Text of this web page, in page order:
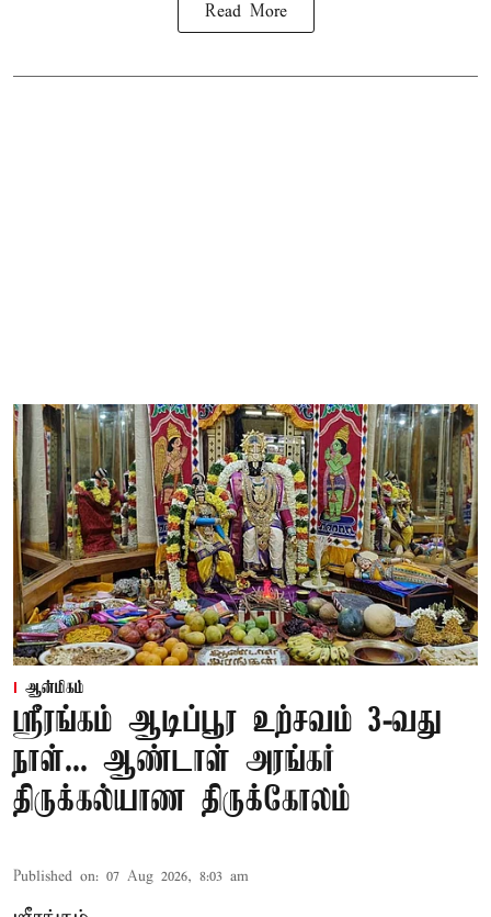
Read More
ஆன்மிகம்
ஸ்ரீரங்கம் ஆடிப்பூர உற்சவம் 3-வது
நாள்... ஆண்டாள் அரங்கர்
திருக்கல்யாண திருக்கோலம்
Published on: 07 Aug 2026, 8:03 am